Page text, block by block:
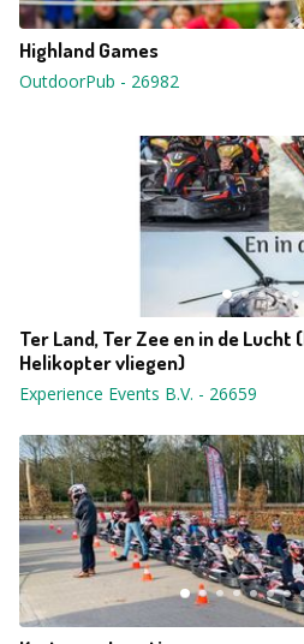
Highland Games
OutdoorPub - 26982
Ter Land, Ter Zee en in de
Helikopter vliegen)
Experience Events B.V. - 26659